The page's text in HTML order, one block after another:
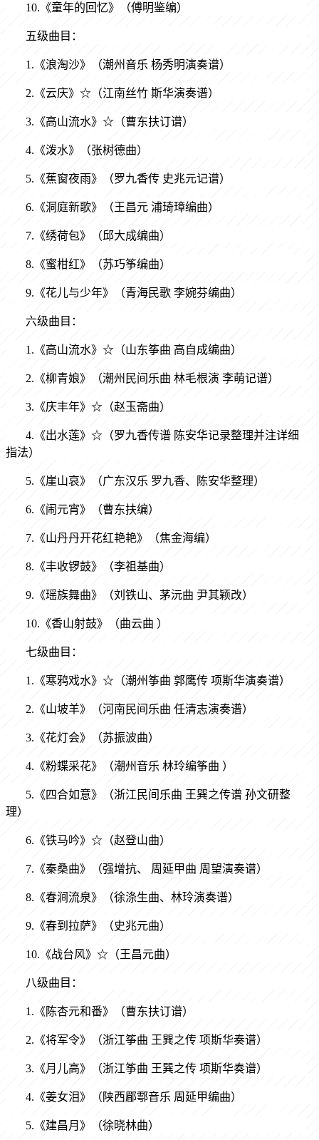
10.《童年的回忆》（傅明鉴编）
五级曲目：
1.《浪淘沙》（潮州音乐 杨秀明演奏谱）
2.《云庆》☆（江南丝竹 斯华演奏谱）
3.《高山流水》☆（曹东扶订谱）
4.《泼水》（张树德曲）
5.《蕉窗夜雨》（罗九香传 史兆元记谱）
6.《洞庭新歌》（王昌元 浦琦璋编曲）
7.《绣荷包》（邱大成编曲）
8.《蜜柑红》（苏巧筝编曲）
9.《花儿与少年》（青海民歌 李婉芬编曲）
六级曲目：
1.《高山流水》☆（山东筝曲 高自成编曲）
2.《柳青娘》（潮州民间乐曲 林毛根演 李萌记谱）
3.《庆丰年》☆（赵玉斋曲）
4.《出水莲》☆（罗九香传谱 陈安华记录整理并注详细
指法）
5.《崖山哀》（广东汉乐 罗九香、陈安华整理）
6.《闹元宵》（曹东扶编）
7.《山丹丹开花红艳艳》（焦金海编）
8.《丰收锣鼓》（李祖基曲）
9.《瑶族舞曲》（刘铁山、茅沅曲 尹其颖改）
10.《香山射鼓》（曲云曲 ）
七级曲目：
1.《寒鸦戏水》☆（潮州筝曲 郭鹰传 项斯华演奏谱）
2.《山坡羊》（河南民间乐曲 任清志演奏谱）
3.《花灯会》（苏振波曲）
4.《粉蝶采花》（潮州音乐 林玲编筝曲 ）
5.《四合如意》（浙江民间乐曲 王巽之传谱 孙文研整
理）
6.《铁马吟》☆（赵登山曲）
7.《秦桑曲》（强增抗、 周延甲曲 周望演奏谱）
8.《春涧流泉》（徐涤生曲、林玲演奏谱）
9.《春到拉萨》（史兆元曲）
10.《战台风》☆（王昌元曲）
八级曲目：
1.《陈杏元和番》（曹东扶订谱）
2.《将军令》（浙江筝曲 王巽之传 项斯华奏谱）
3.《月儿高》（浙江筝曲 王巽之传 项斯华奏谱）
4.《姜女泪》（陕西郿鄠音乐 周延甲编曲）
5.《建昌月》（徐晓林曲）